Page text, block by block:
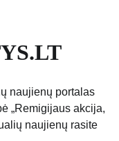
naujienų portalas
„Remigijaus akcija,
naujienų rasite